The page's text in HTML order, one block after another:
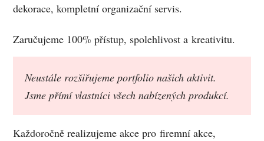
dekorace, kompletní organizační servis.
Zaručujeme 100% přístup, spolehlivost a kreativitu.
Neustále rozšiřujeme portfolio našich aktivit.
Jsme přímí vlastníci všech nabízených produkcí.
Každoročně realizujeme akce pro firemní akce,